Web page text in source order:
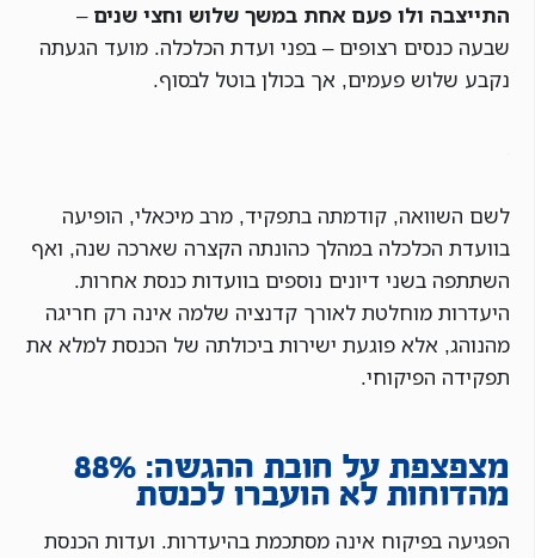
התייצבה ולו פעם אחת במשך שלוש וחצי שנים –
שבעה כנסים רצופים – בפני ועדת הכלכלה. מועד הגעתה
נקבע שלוש פעמים, אך בכולן בוטל לבסוף.
לשם השוואה, קודמתה בתפקיד, מרב מיכאלי, הופיעה
בוועדת הכלכלה במהלך כהונתה הקצרה שארכה שנה, ואף
השתתפה בשני דיונים נוספים בוועדות כנסת אחרות.
היעדרות מוחלטת לאורך קדנציה שלמה אינה רק חריגה
מהנוהג, אלא פוגעת ישירות ביכולתה של הכנסת למלא את
תפקידה הפיקוחי.
מצפצפת על חובת ההגשה: 88%
מהדוחות לא הועברו לכנסת
הפגיעה בפיקוח אינה מסתכמת בהיעדרות. ועדות הכנסת